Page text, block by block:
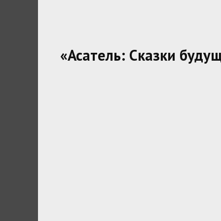
«Асатель: Сказки